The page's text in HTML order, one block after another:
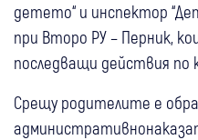
детето“ и инспектор
при Второ РУ – Перник,
последващи действия
Срещу родителите е